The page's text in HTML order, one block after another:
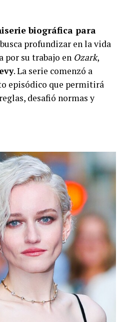
biográfica para
profundizar en la vida
por su trabajo en Ozark,
. La serie comenzó a
episódico que permitirá
desafió normas y